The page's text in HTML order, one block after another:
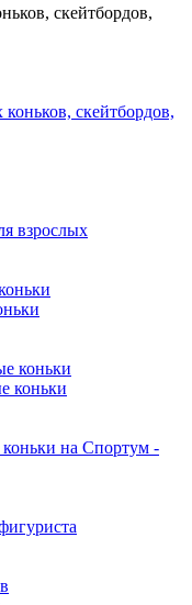
скейтбордов,
скейтбордов,
взрослых
коньки
коньки
на Спортум -